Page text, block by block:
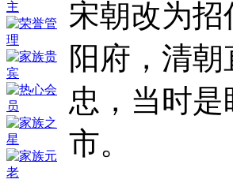
宋朝改为
阳府，清
忠，当时
市。